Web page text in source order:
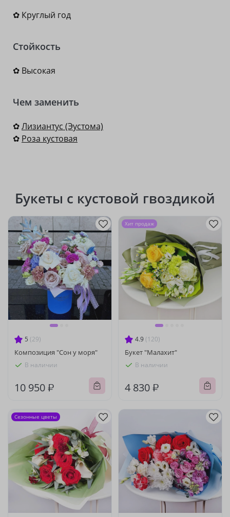
✿ Круглый год
Стойкость
✿ Высокая
Чем заменить
✿Лизиантус (Эустома)
✿ Роза кустовая
Букеты с кустовой гвоздикой
5 (29)
Композиция "Сон у моря"
В наличии
10 950 ₽
4.9 (120)
Букет "Малахит"
В наличии
4 830 ₽
Хит продаж
Сезонные цветы